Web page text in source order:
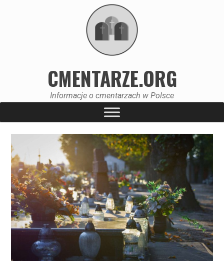
CMENTARZE.ORG
Informacje o cmentarzach w Polsce